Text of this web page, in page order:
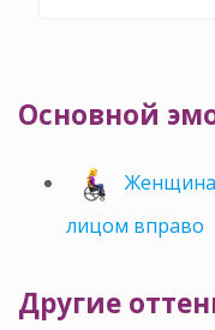
Основной
Женщина
лицом вправо
Другие